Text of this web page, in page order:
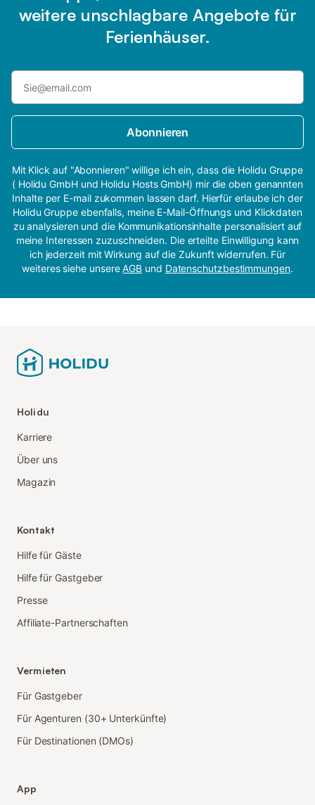
weitere unschlagbare Angebote für
Ferienhäuser.
Abonnieren
Mit Klick auf "Abonnieren" willige ich ein, dass die Holidu Gruppe
( Holidu GmbH und Holidu Hosts GmbH) mir die oben genannten
Inhalte per E-mail zukommen lassen darf. Hierfür erlaube ich der
Holidu Gruppe ebenfalls, meine E-Mail-Öffnungs und Klickdaten
zu analysieren und die Kommunikationsinhalte personalisiert auf
meine Interessen zuzuschneiden. Die erteilte Einwilligung kann
ich jederzeit mit Wirkung auf die Zukunft widerrufen. Für
weiteres siehe unsereAGB und Datenschutzbestimmungen.
Holidu
Karriere
Über uns
Magazin
Kontakt
Hilfe für Gäste
Hilfe für Gastgeber
Presse
Affiliate-Partnerschaften
Vermieten
Für Gastgeber
Für Agenturen (30+ Unterkünfte)
Für Destinationen (DMOs)
App